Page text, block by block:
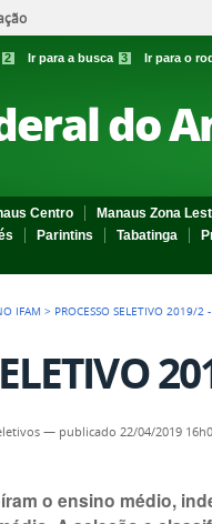
2 Ir para a busca 3 Ir para o
do
Centro Manaus Zona
Parintins Tabatinga
IFAM > PROCESSO SELETIVO 2019/2
— publicado 22/04/2019
o ensino médio,